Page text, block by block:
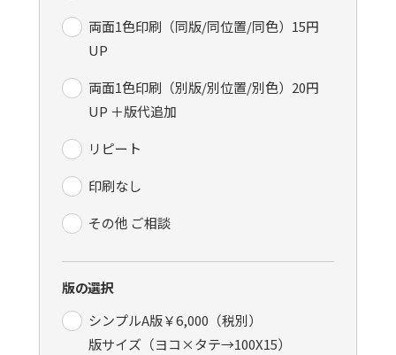
両面1色印刷（同版/同位置/同色）15円
UP
両面1色印刷（別版/別位置/別色）20円
UP ＋版代追加
リピート
印刷なし
その他 ご相談
版の選択
シンプルA版￥6,000（税別）
版サイズ（ヨコ×タテ→100X15）